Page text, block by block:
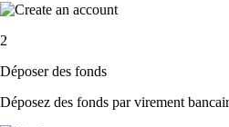
2
Déposer des fonds
Déposez des fonds par virement